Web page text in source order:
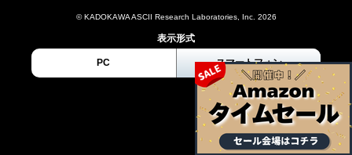
© KADOKAWA ASCII Research Laboratories, Inc. 2026
表示形式
PC スマートフォン